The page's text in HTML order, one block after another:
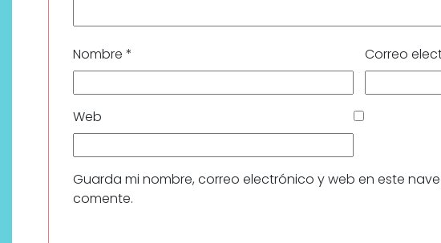
Nombre * Correo
Web
Guarda mi nombre, correo electrónico y web en este
comente.